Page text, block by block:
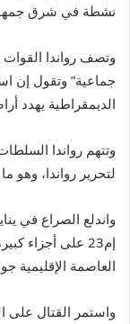
نشطة في شرق
وتصف رواندا القوات
جماعية” وتقول إن
الديمقراطية يهدد
وتتهم رواندا
لتحرير رواندا، وهو
واندلع الصراع في
إم23 على أجزاء
العاصمة الإقليمية
واستمر القتال على